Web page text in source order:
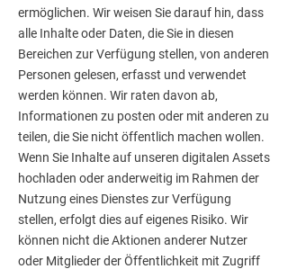
ermöglichen. Wir weisen Sie darauf hin, dass
alle Inhalte oder Daten, die Sie in diesen
Bereichen zur Verfügung stellen, von anderen
Personen gelesen, erfasst und verwendet
werden können. Wir raten davon ab,
Informationen zu posten oder mit anderen zu
teilen, die Sie nicht öffentlich machen wollen.
Wenn Sie Inhalte auf unseren digitalen Assets
hochladen oder anderweitig im Rahmen der
Nutzung eines Dienstes zur Verfügung
stellen, erfolgt dies auf eigenes Risiko. Wir
können nicht die Aktionen anderer Nutzer
oder Mitglieder der Öffentlichkeit mit Zugriff